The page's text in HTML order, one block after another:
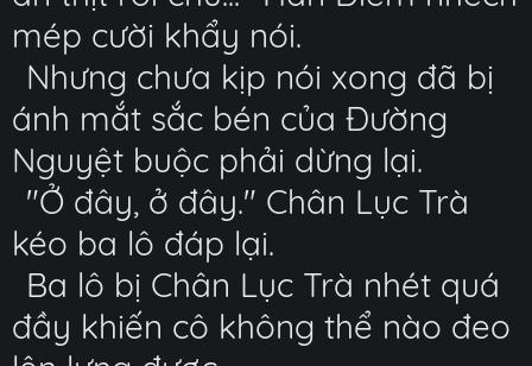
mép cười khẩy nói.
Nhưng chưa kịp nói xong đã bị
ánh mắt sắc bén của Đường
Nguyệt buộc phải dừng lại.
"Ở đây, ở đây." Chân Lục Trà
kéo ba lô đáp lại.
Ba lô bị Chân Lục Trà nhét quá
đầy khiến cô không thể nào đeo